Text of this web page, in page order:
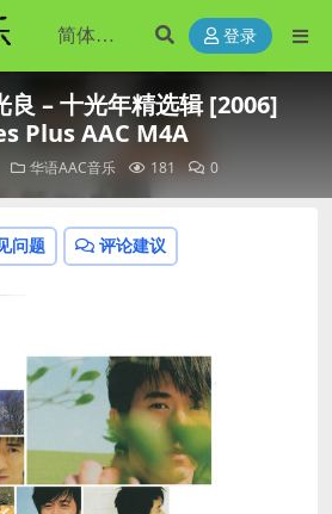
登录
良 – 十光年精选辑 [2006]
Plus AAC M4A
华语AAC音乐 181 0
问题 评论建议